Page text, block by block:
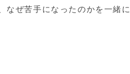
なぜ苦手になったのかを一緒